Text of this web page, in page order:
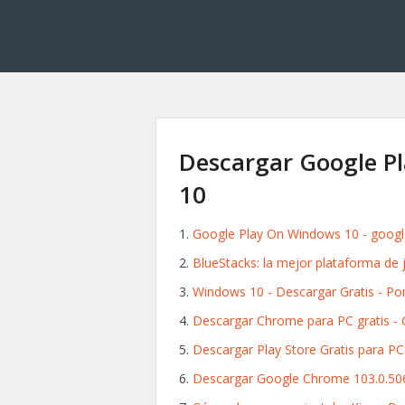
Descargar Google
10
Google Play On Windows 10 -
BlueStacks: la mejor plataforma
Windows 10 - Descargar Gratis -
Descargar Chrome para PC gratis
Descargar Play Store Gratis para
Descargar Google Chrome